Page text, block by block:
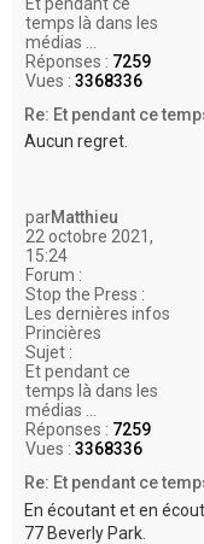
Et pendant ce
temps là dans les
médias ...
Réponses : 7259
Vues : 3368336
Re: Et pendant ce
Aucun regret.
parMatthieu
22 octobre 2021,
15:24
Forum :
Stop the Press :
Les dernières infos
Princières
Sujet :
Et pendant ce
temps là dans les
médias ...
Réponses : 7259
Vues : 3368336
Re: Et pendant ce
En écoutant et en
77 Beverly Park.